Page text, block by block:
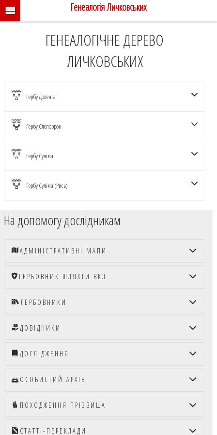
Генеалогія Личковських
ГЕНЕАЛОГІЧНЕ ДЕРЕВО
ЛИЧКОВСЬКИХ
Гербу Доленґа
Гербу Слєповрон
Гербу Суліма
Гербу Суліма (Рись)
На допомогу дослідникам
АДМІНІСТРАТИВНІ МАПИ
ГЕРБОВНИК ШЛЯХТИ ВКЛ
ГЕРБОВНИКИ
ДОВІДНИКИ
ДОСЛІДЖЕННЯ
ОСОБИСТИЙ АРХІВ
ПОХОДЖЕННЯ ПРІЗВИЩА
СТАТТІ-ПЕРЕКЛАДИ